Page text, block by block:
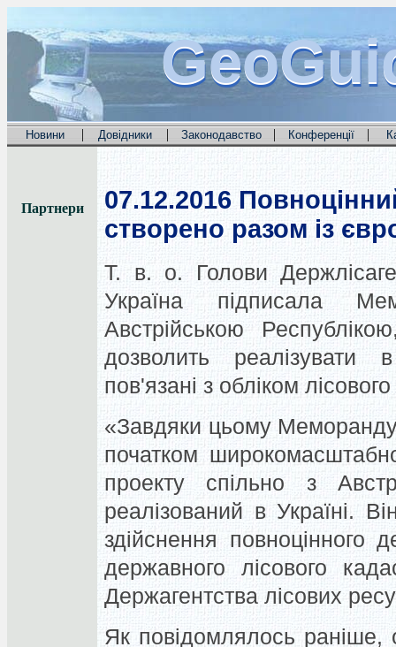
Новини | Довідники | Законодавство | Конференції |
Партнери 07.12.2016
створено разом із
Т. в. о. Голови
Україна підписала
Австрійською
дозволить реалізувати
пов'язані з обліком
«Завдяки цьому
початком
проекту спільно з
реалізований в Україні.
здійснення повноцінного
державного лісового
Держагентства лісових
Як повідомлялось раніше,